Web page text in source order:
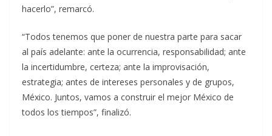
hacerlo”, remarcó.
“Todos tenemos que poner de nuestra parte para sacar
al país adelante: ante la ocurrencia, responsabilidad; ante
la incertidumbre, certeza; ante la improvisación,
estrategia; antes de intereses personales y de grupos,
México. Juntos, vamos a construir el mejor México de
todos los tiempos”, finalizó.